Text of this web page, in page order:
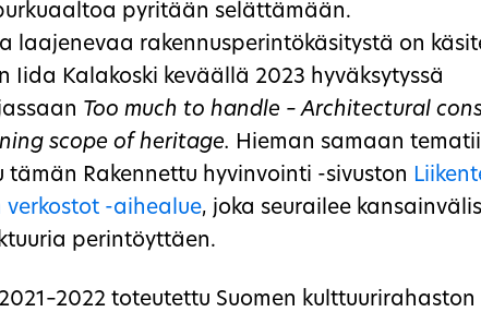
pyritään selättämään.
laajenevaa rakennusperintökäsitystä on
Iida Kalakoski keväällä 2023 hyväksytyssä
Too much to handle – Architectural
scope of heritage. Hieman samaan
tämän Rakennettu hyvinvointi -sivuston
verkostot -aihealue, joka seurailee
perintöyttäen.
toteutettu Suomen